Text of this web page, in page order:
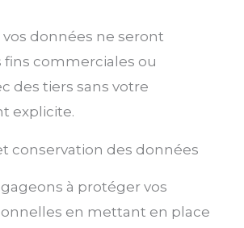
vos données ne seront
fins commerciales ou
des tiers sans votre
explicite.
conservation des données
à protéger vos
en mettant en place